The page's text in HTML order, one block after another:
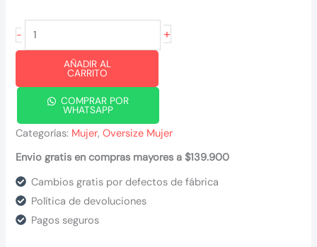
-
Ov.
Vegeta
cantidad
+
AÑADIR AL
CARRITO
COMPRAR POR
WHATSAPP
Categorías: Mujer,Oversize Mujer
Envio gratis en compras mayores a $139.900
Cambios gratis por defectos de fábrica
Política de devoluciones
Pagos seguros